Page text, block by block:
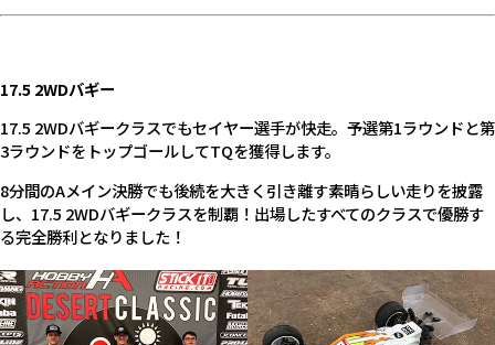
17.5 2WDバギー
17.5 2WDバギークラスでもセイヤー選手が快走。予選第1ラウンドと第
3ラウンドをトップゴールしてTQを獲得します。
8分間のAメイン決勝でも後続を大きく引き離す素晴らしい走りを披露
し、17.5 2WDバギークラスを制覇！出場したすべてのクラスで優勝す
る完全勝利となりました！